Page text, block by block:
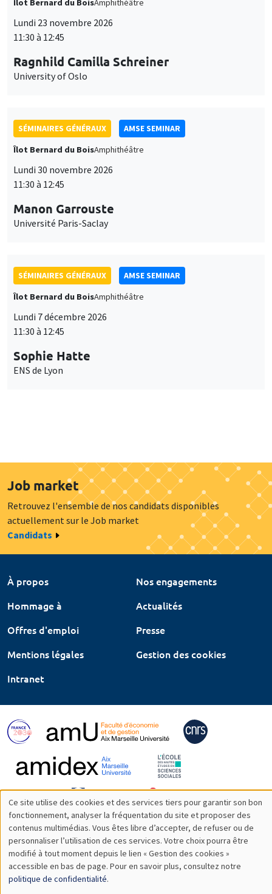
Îlot Bernard du BoisAmphithéâtre
Lundi 23 novembre 2026
11:30 à 12:45
Ragnhild Camilla Schreiner
University of Oslo
SÉMINAIRES GÉNÉRAUX
AMSE SEMINAR
Îlot Bernard du BoisAmphithéâtre
Lundi 30 novembre 2026
11:30 à 12:45
Manon Garrouste
Université Paris-Saclay
SÉMINAIRES GÉNÉRAUX
AMSE SEMINAR
Îlot Bernard du BoisAmphithéâtre
Lundi 7 décembre 2026
11:30 à 12:45
Sophie Hatte
ENS de Lyon
Job market
Retrouvez l'ensemble de nos candidats disponibles
actuellement sur le Job market
Candidats
À propos
Nos engagements
Hommage à
Actualités
Offres d'emploi
Presse
Mentions légales
Gestion des cookies
Intranet
Utilisation
des
données
personnelles
Ce site utilise des cookies et des services tiers pour garantir son bon
fonctionnement, analyser la fréquentation du site et proposer des
contenus multimédias. Vous êtes libre d’accepter, de refuser ou de
personnaliser l’utilisation de ces services. Votre choix pourra être
modifié à tout moment depuis le lien « Gestion des cookies »
accessible en bas de page. Pour en savoir plus, consultez notre
politique de confidentialité.